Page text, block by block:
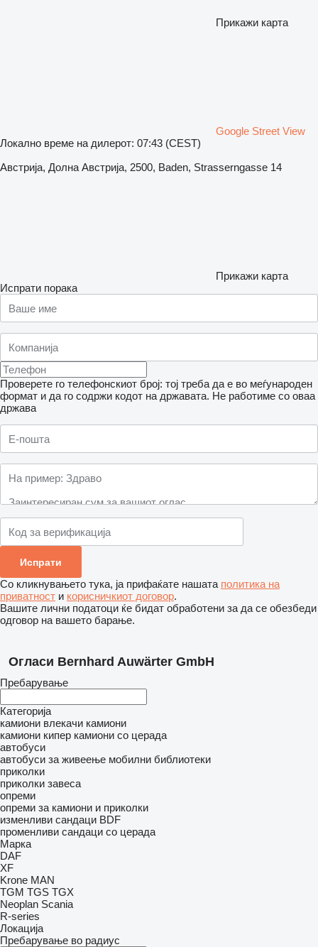
Прикажи карта
Google Street View
Локално време на дилерот: 07:43 (CEST)
Австрија, Долна Австрија, 2500, Baden, Strasserngasse 14
Прикажи карта
Испрати порака
Проверете го телефонскиот број: тој треба да е во меѓународен
формат и да го содржи кодот на државата. Не работиме со оваа
држава
Со кликнувањето тука, ја прифаќате нашата политика на
приватност и корисничкиот договор.
Вашите лични податоци ќе бидат обработени за да се обезбеди
одговор на вашето барање.
Огласи Bernhard Auwärter GmbH
Пребарување
Категорија
камиони влекачи камиони
камиони кипер камиони со церада
автобуси
автобуси за живеење мобилни библиотеки
приколки
приколки завеса
опреми
опреми за камиони и приколки
изменливи сандаци BDF
променливи сандаци со церада
Марка
DAF
XF
Krone MAN
TGM TGS TGX
Neoplan Scania
R-series
Локација
Пребарување во радиус